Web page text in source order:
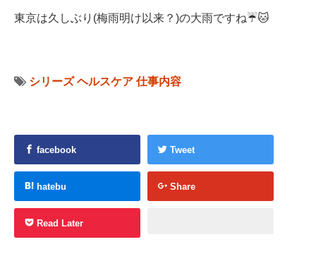
東京は久しぶり(梅雨明け以来？)の大雨ですね☔️🐱
シリーズ ヘルスケア 仕事内容
facebook Tweet
hatebu Share
Read Later